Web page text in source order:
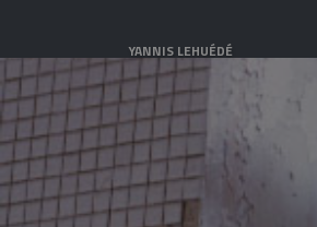
YANNIS LEHUÉDÉ